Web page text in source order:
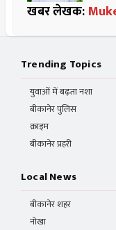
खबर लेखक:
Trending Topics
युवाओं में बढ़ता नशा
बीकानेर पुलिस
क्राइम
बीकानेर प्रहरी
Local News
बीकानेर शहर
नोखा